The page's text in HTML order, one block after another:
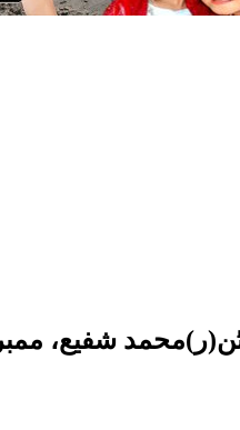
شفیع،